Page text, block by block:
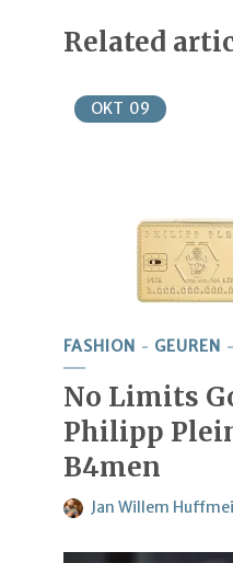
Related
OKT 09
FASHION GEUREN
No Limits
Philipp
B4men
Jan Willem